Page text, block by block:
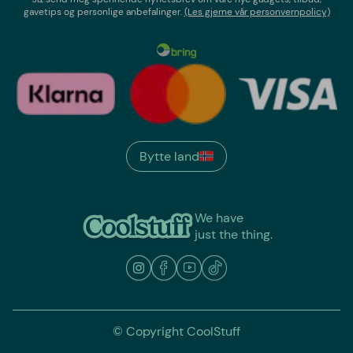
gavetips og personlige anbefalinger.(Les gjerne vår personvernpolicy)
We have
just the thing.
Bytte land
© Copyright CoolStuff